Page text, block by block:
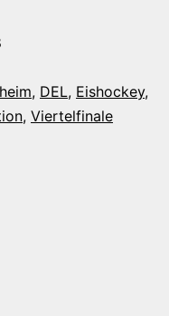
, DEL, Eishockey,
, Viertelfinale